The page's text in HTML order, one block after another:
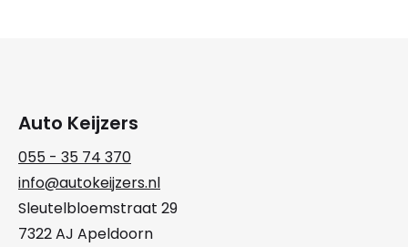
Auto Keijzers
055 - 35 74 370
info@autokeijzers.nl
Sleutelbloemstraat 29
7322 AJ Apeldoorn